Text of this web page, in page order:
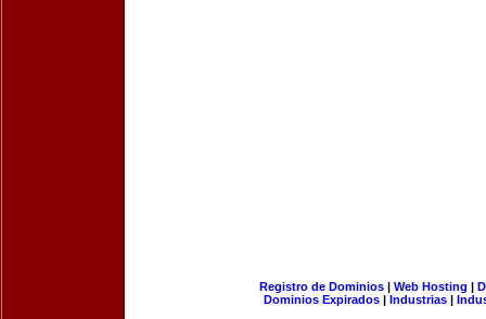
Registro de Dominios| Web Hosting |
Dominios Expirados | Industrias |